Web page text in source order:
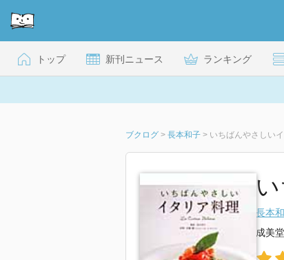
トップ 新刊ニュース ランキング
ブクログ > 長本和子 > いちばんやさしい
長本
成美